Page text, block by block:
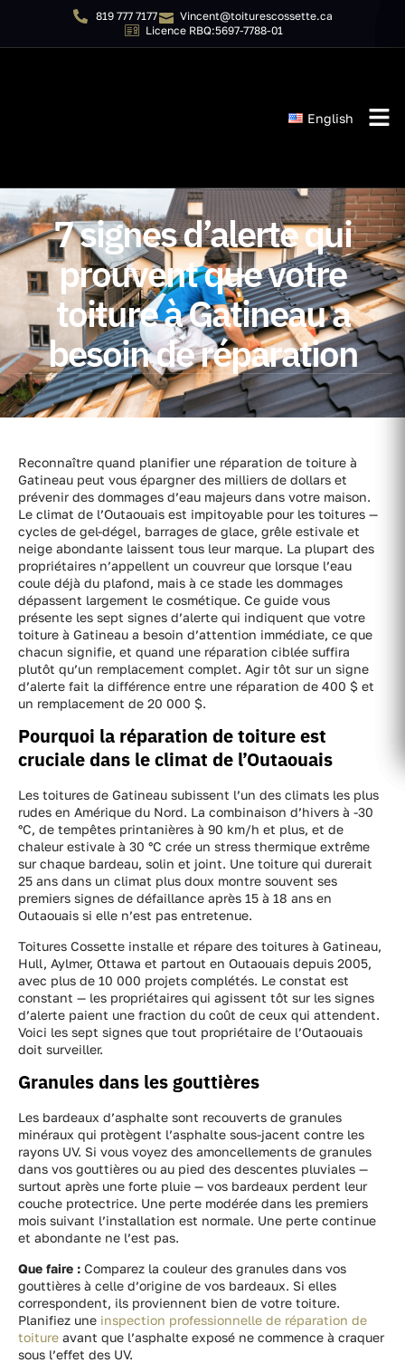
819 777 7177
Vincent@toiturescossette.ca
Licence RBQ:5697-7788-01
English
7 signes d’alerte qui
prouvent que votre
toiture à Gatineau a
besoin de réparation
Reconnaître quand planifier une réparation de toiture à
Gatineau peut vous épargner des milliers de dollars et
prévenir des dommages d’eau majeurs dans votre maison.
Le climat de l’Outaouais est impitoyable pour les toitures —
cycles de gel-dégel, barrages de glace, grêle estivale et
neige abondante laissent tous leur marque. La plupart des
propriétaires n’appellent un couvreur que lorsque l’eau
coule déjà du plafond, mais à ce stade les dommages
dépassent largement le cosmétique. Ce guide vous
présente les sept signes d’alerte qui indiquent que votre
toiture à Gatineau a besoin d’attention immédiate, ce que
chacun signifie, et quand une réparation ciblée suffira
plutôt qu’un remplacement complet. Agir tôt sur un signe
d’alerte fait la différence entre une réparation de 400 $ et
un remplacement de 20 000 $.
Pourquoi la réparation de toiture est
cruciale dans le climat de l’Outaouais
Les toitures de Gatineau subissent l’un des climats les plus
rudes en Amérique du Nord. La combinaison d’hivers à -30
°C, de tempêtes printanières à 90 km/h et plus, et de
chaleur estivale à 30 °C crée un stress thermique extrême
sur chaque bardeau, solin et joint. Une toiture qui durerait
25 ans dans un climat plus doux montre souvent ses
premiers signes de défaillance après 15 à 18 ans en
Outaouais si elle n’est pas entretenue.
Toitures Cossette installe et répare des toitures à Gatineau,
Hull, Aylmer, Ottawa et partout en Outaouais depuis 2005,
avec plus de 10 000 projets complétés. Le constat est
constant — les propriétaires qui agissent tôt sur les signes
d’alerte paient une fraction du coût de ceux qui attendent.
Voici les sept signes que tout propriétaire de l’Outaouais
doit surveiller.
Granules dans les gouttières
Les bardeaux d’asphalte sont recouverts de granules
minéraux qui protègent l’asphalte sous-jacent contre les
rayons UV. Si vous voyez des amoncellements de granules
dans vos gouttières ou au pied des descentes pluviales —
surtout après une forte pluie — vos bardeaux perdent leur
couche protectrice. Une perte modérée dans les premiers
mois suivant l’installation est normale. Une perte continue
et abondante ne l’est pas.
Que faire : Comparez la couleur des granules dans vos
gouttières à celle d’origine de vos bardeaux. Si elles
correspondent, ils proviennent bien de votre toiture.
Planifiez une inspection professionnelle de réparation de
toiture avant que l’asphalte exposé ne commence à craquer
sous l’effet des UV.